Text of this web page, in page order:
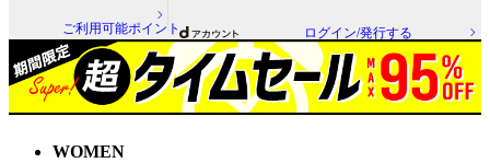
ご利用可能ポイント ログイン/発行する
WOMEN